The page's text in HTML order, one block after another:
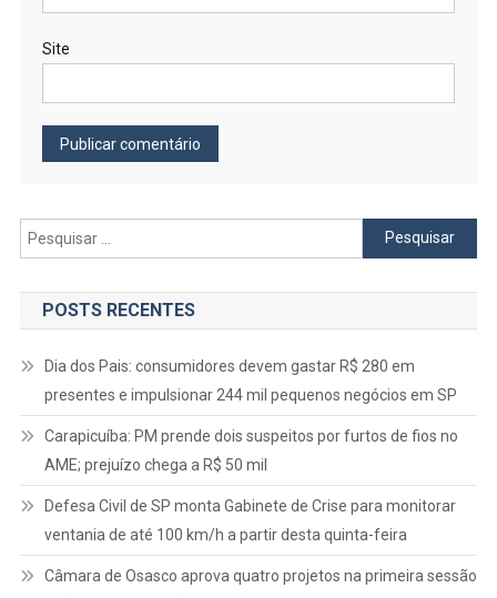
Site
Pesquisar
por:
POSTS RECENTES
Dia dos Pais: consumidores devem gastar R$ 280 em
presentes e impulsionar 244 mil pequenos negócios em SP
Carapicuíba: PM prende dois suspeitos por furtos de fios no
AME; prejuízo chega a R$ 50 mil
Defesa Civil de SP monta Gabinete de Crise para monitorar
ventania de até 100 km/h a partir desta quinta-feira
Câmara de Osasco aprova quatro projetos na primeira sessão